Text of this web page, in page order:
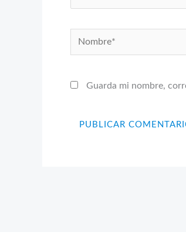
Nombre*
Guarda mi nombre,